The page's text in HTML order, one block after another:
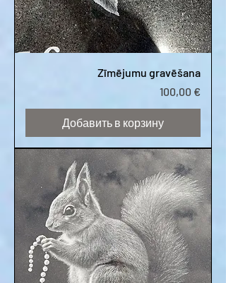
Zīmējumu gravēšana
Цена
100,00 €
Добавить в корзину